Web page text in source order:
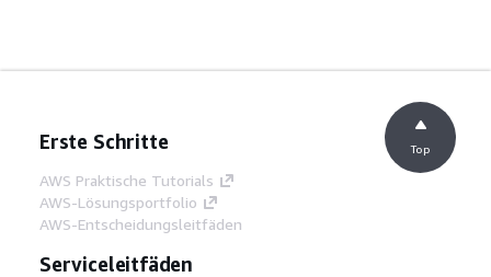
Erste Schritte
AWS Praktische Tutorials
AWS-Lösungsportfolio
AWS-Entscheidungsleitfäden
Serviceleitfäden
Top